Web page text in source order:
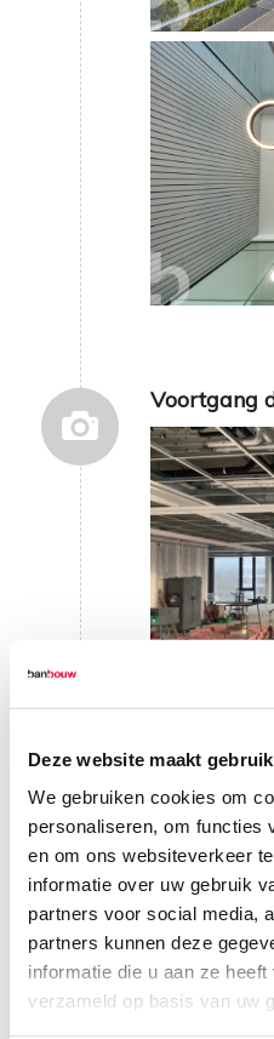
Deze website maakt
We gebruiken cookies om
personaliseren, om functies
en om ons websiteverkeer
informatie over uw gebruik
partners voor social media,
partners kunnen deze
informatie die u aan ze
verzameld op basis van uw
Voortgang